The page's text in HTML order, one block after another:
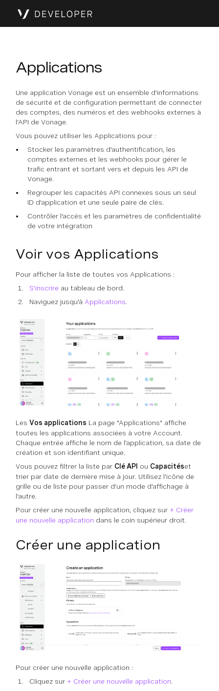
Applications
Une application Vonage est un ensemble d'informations
de sécurité et de configuration permettant de connecter
des comptes, des numéros et des webhooks externes à
l'API de Vonage.
Vous pouvez utiliser les Applications pour :
Stocker les paramètres d'authentification, les
comptes externes et les webhooks pour gérer le
trafic entrant et sortant vers et depuis les API de
Vonage.
Regrouper les capacités API connexes sous un seul
ID d'application et une seule paire de clés.
Contrôler l'accès et les paramètres de confidentialité
de votre intégration
Voir vos Applications
Pour afficher la liste de toutes vos Applications :
S'inscrire au tableau de bord.
Naviguez jusqu'à Applications.
Les Vos applications La page "Applications" affiche
toutes les applications associées à votre Account.
Chaque entrée affiche le nom de l'application, sa date de
création et son identifiant unique.
Vous pouvez filtrer la liste par Clé API ou Capacitéset
trier par date de dernière mise à jour. Utilisez l'icône de
grille ou de liste pour passer d'un mode d'affichage à
l'autre.
Pour créer une nouvelle application, cliquez sur + Créer
une nouvelle application dans le coin supérieur droit.
Créer une application
Pour créer une nouvelle application :
Cliquez sur + Créer une nouvelle application.